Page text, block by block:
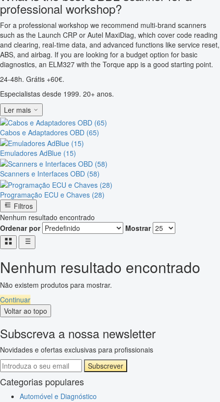
professional workshop?
For a professional workshop we recommend multi-brand scanners
such as the Launch CRP or Autel MaxiDiag, which cover code reading
and clearing, real-time data, and advanced functions like service reset,
ABS, and airbag. If you are looking for a budget option for basic
diagnostics, an ELM327 with the Torque app is a good starting point.
24-48h. Grátis +60€.
Especialistas desde 1999. 20+ anos.
Ler mais
Cabos e Adaptadores OBD (65)
Emuladores AdBlue (15)
Scanners e Interfaces OBD (58)
Programação ECU e Chaves (28)
Filtros
Nenhum resultado encontrado
Ordenar por
Mostrar
Nenhum resultado encontrado
Não existem produtos para mostrar.
Continuar
Voltar ao topo
Subscreva a nossa newsletter
Novidades e ofertas exclusivas para profissionais
Subscrever
Categorias populares
Automóvel e Diagnóstico